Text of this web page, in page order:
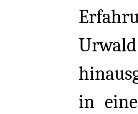
in